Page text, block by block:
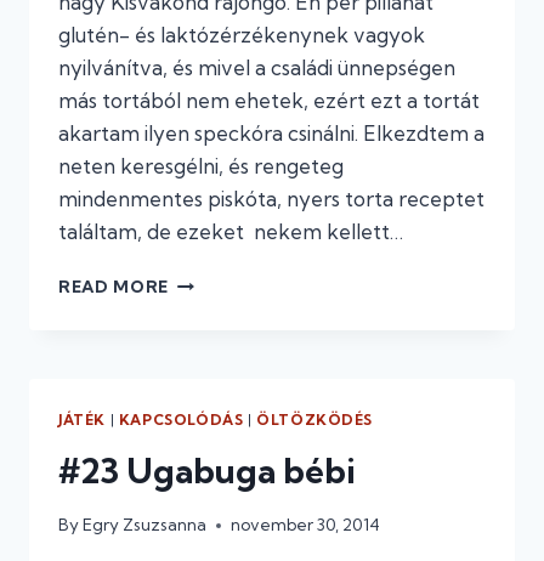
glutén- és laktózérzékenynek vagyok
nyilvánítva, és mivel a családi ünnepségen
más tortából nem ehetek, ezért ezt a tortát
akartam ilyen speckóra csinálni. Elkezdtem a
neten keresgélni, és rengeteg
mindenmentes piskóta, nyers torta receptet
találtam, de ezeket nekem kellett…
READ MORE #24
TORTA?
MEGHALLGATÁSBÓL!
JÁTÉK | KAPCSOLÓDÁS | ÖLTÖZKÖDÉS
#23 Ugabuga bébi
ByEgry Zsuzsanna november 30, 2014